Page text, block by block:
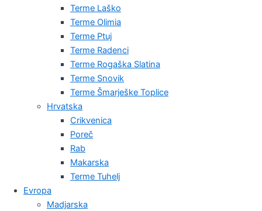
Terme Laško
Terme Olimia
Terme Ptuj
Terme Radenci
Terme Rogaška Slatina
Terme Snovik
Terme Šmarješke Toplice
Hrvatska
Crikvenica
Poreč
Rab
Makarska
Terme Tuhelj
Evropa
Madjarska